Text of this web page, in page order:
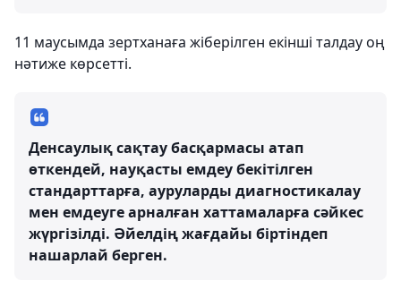
11 маусымда зертханаға жіберілген екінші талдау оң
нәтиже көрсетті.
Денсаулық сақтау басқармасы атап
өткендей, науқасты емдеу бекітілген
стандарттарға, ауруларды диагностикалау
мен емдеуге арналған хаттамаларға сәйкес
жүргізілді. Әйелдің жағдайы біртіндеп
нашарлай берген.